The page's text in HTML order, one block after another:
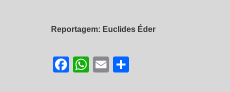
Reportagem: Euclides Éder
Facebook
WhatsApp
Email